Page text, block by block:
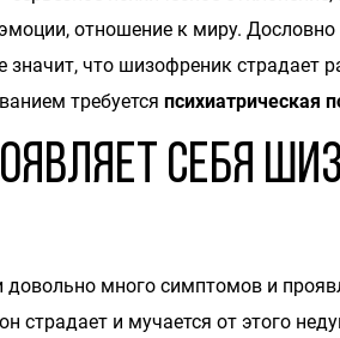
отношение к миру.
значит, что шизофреник
требуется психиатрическая
себя
много симптомов и
страдает и мучается от этого